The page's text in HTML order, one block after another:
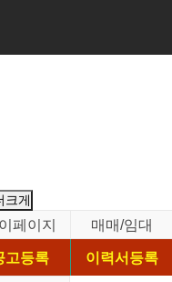
페이지
매매/임대
고등록
이력서등록